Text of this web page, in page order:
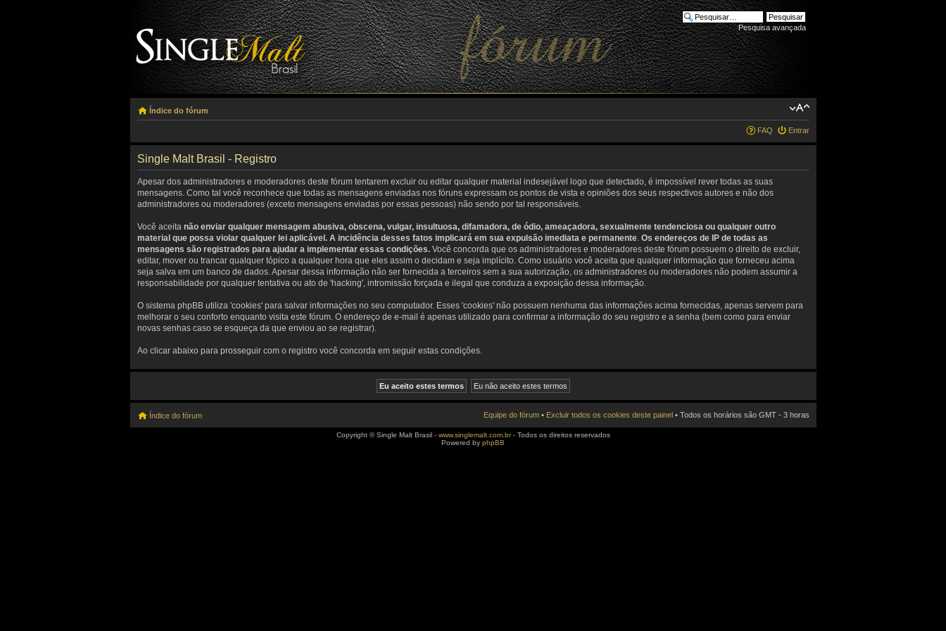
Pesquisa avançada
Índice do fórum
FAQ Entrar
Single Malt Brasil - Registro
Apesar dos administradores e moderadores deste fórum tentarem excluir ou editar qualquer material indesejável logo que detectado, é impossível rever todas as suas
mensagens. Como tal você reconhece que todas as mensagens enviadas nos fóruns expressam os pontos de vista e opiniões dos seus respectivos autores e não dos
administradores ou moderadores (exceto mensagens enviadas por essas pessoas) não sendo por tal responsáveis.
Você aceita não enviar qualquer mensagem abusiva, obscena, vulgar, insultuosa, difamadora, de ódio, ameaçadora, sexualmente tendenciosa ou qualquer outro
material que possa violar qualquer lei aplicável. A incidência desses fatos implicará em sua expulsão imediata e permanente. Os endereços de IP de todas as
mensagens são registrados para ajudar a implementar essas condições.Você concorda que os administradores e moderadores deste fórum possuem o direito de excluir,
editar, mover ou trancar qualquer tópico a qualquer hora que eles assim o decidam e seja implícito. Como usuário você aceita que qualquer informação que forneceu acima
seja salva em um banco de dados. Apesar dessa informação não ser fornecida a terceiros sem a sua autorização, os administradores ou moderadores não podem assumir a
responsabilidade por qualquer tentativa ou ato de 'hacking', intromissão forçada e ilegal que conduza a exposição dessa informação.
O sistema phpBB utiliza 'cookies' para salvar informações no seu computador. Esses 'cookies' não possuem nenhuma das informações acima fornecidas, apenas servem para
melhorar o seu conforto enquanto visita este fórum. O endereço de e-mail é apenas utilizado para confirmar a informação do seu registro e a senha (bem como para enviar
novas senhas caso se esqueça da que enviou ao se registrar).
Ao clicar abaixo para prosseguir com o registro você concorda em seguir estas condições.
Índice do fórum Equipe do fórum• Excluir todos os cookies deste painel• Todos os horários são GMT - 3 horas
Copyright © Single Malt Brasil - www.singlemalt.com.br- Todos os direitos reservados
Powered by phpBB